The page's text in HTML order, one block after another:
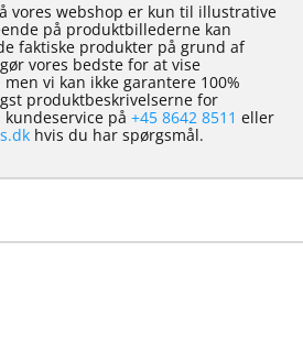
vores webshop er kun til illustrative
på produktbillederne kan
faktiske produkter på grund af
vores bedste for at vise
vi kan ikke garantere 100%
produktbeskrivelserne for
på +45 8642 8511 eller
hvis du har spørgsmål.